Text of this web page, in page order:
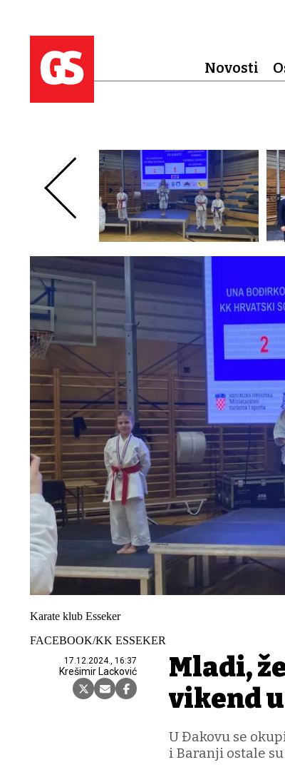
Novosti
Karate klub Esseker
FACEBOOK/KK ESSEKER
17.12.2024., 16:37
Krešimir Lacković
Mladi,
vikend
U Đakovu se
i Baranji ostale